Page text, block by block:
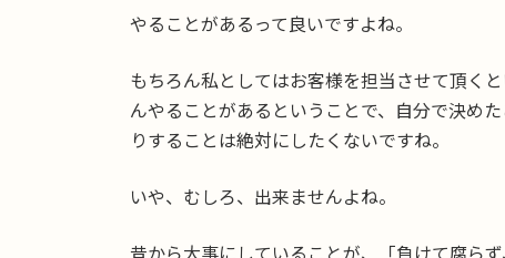
やることがあるって良いですよね。
もちろん私としてはお客様を担当させて頂く
んやることがあるということで、自分で決め
りすることは絶対にしたくないですね。
いや、むしろ、出来ませんよね。
昔から大事にしていることが、「負けて腐らず